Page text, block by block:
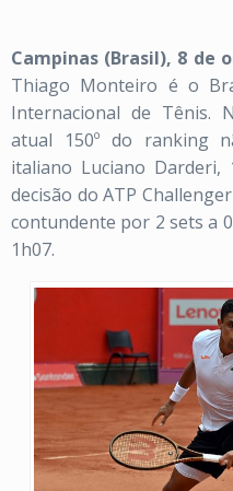
Campinas (Brasil), 8 de
Thiago Monteiro é o
Internacional de Tênis.
atual 150º do ranking
italiano Luciano Darderi,
decisão do ATP
contundente por 2 sets a
1h07.